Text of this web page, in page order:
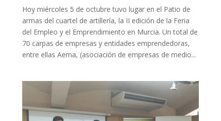
Hoy miércoles 5 de octubre tuvo lugar en el Patio de
armas del cuartel de artillería, la II edición de la Feria
del Empleo y el Emprendimiento en Murcia. Un total de
70 carpas de empresas y entidades emprendedoras,
entre ellas Aema, (asociación de empresas de medio...